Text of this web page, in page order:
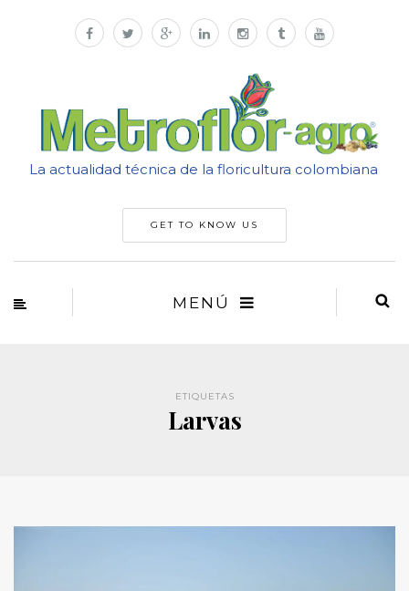
La actualidad técnica de la floricultura colombiana
GET TO KNOW US
MENÚ
ETIQUETAS
Larvas